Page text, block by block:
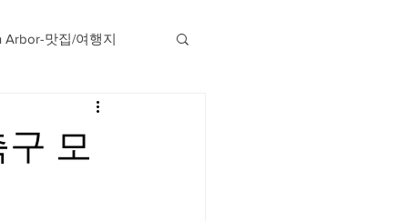
Arbor-맛집/여행지
Austin-맛집/여행지
모